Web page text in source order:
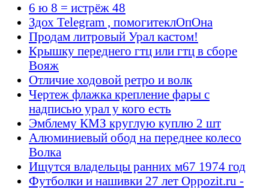
6 ю 8 = истрёж 48
Здох Telegram , помогитеклОпОна
Продам литровый Урал кастом!
Крышку переднего гтц или гтц в сборе
Вояж
Отличие ходовой ретро и волк
Чертеж флажка крепление фары с
надписью урал у кого есть
Эмблему КМЗ круглую куплю 2 шт
Алюминиевый обод на переднее колесо
Волка
Ищутся владельцы ранних м67 1974 год
Футболки и нашивки 27 лет Oppozit.ru -